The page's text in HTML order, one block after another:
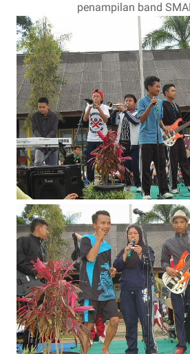
penampilan band